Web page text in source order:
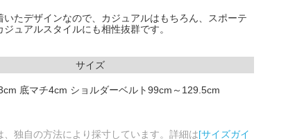
いたデザインなので、カジュアルはもちろん、スポーテ
ジュアルスタイルにも相性抜群です。
サイズ
底マチ4cm ショルダーベルト99cm～129.5cm
独自の方法により採寸しています。詳細は[サイズガイ